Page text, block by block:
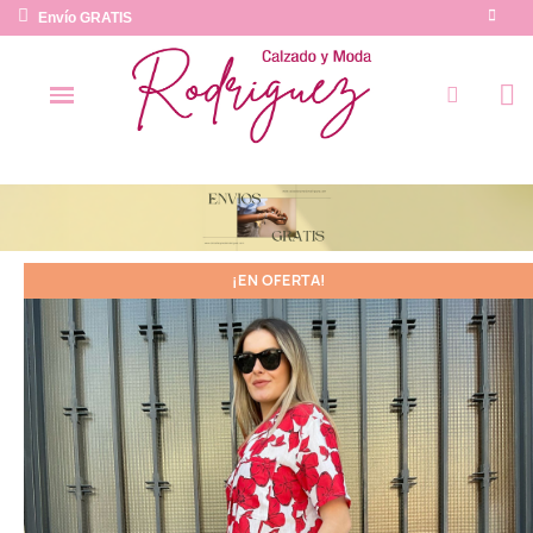
Envío GRATIS
¡EN OFERTA!